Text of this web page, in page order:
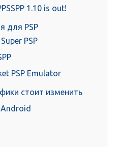
1.10 is out!
для PSP
PSP
PSP Emulator
стоит изменить